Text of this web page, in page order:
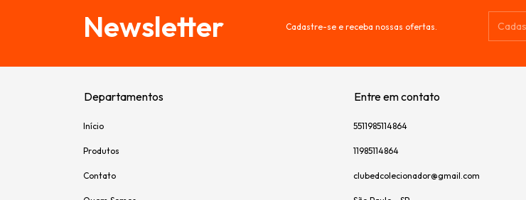
Newsletter Cadastre-se e receba nossas ofertas.
Departamentos
Início
Produtos
Contato
Entre em contato
5511985114864
11985114864
clubedcolecionador@gmail.com